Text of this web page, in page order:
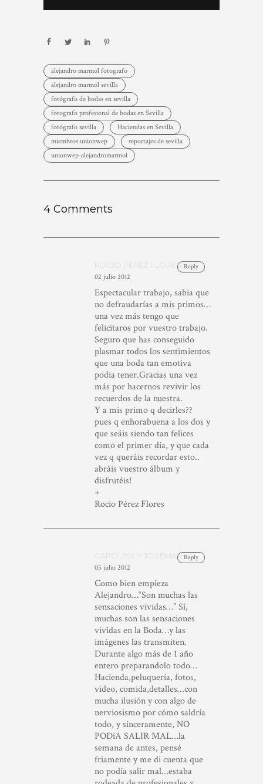
alejandro marmol fotografo
alejandro marmol sevilla
fotógrafo de bodas en sevilla
fotografo profesional de bodas en Sevilla
fotógrafo sevilla
Haciendas en Sevilla
miembros unionwep
reportajes de sevilla
unionwep-alejandromarmol
4 Comments
Reply
ROCIO PEREZ FLORES
02 julio 2012
Espectacular trabajo, sabia que
no defraudarías a mis primos…
una vez más tengo que
felicitaros por vuestro trabajo.
Seguro que has conseguido
plasmar todos los sentimientos
que una boda tan emotiva
podia tener.Gracias una vez
más por hacernos revivir los
recuerdos de la nuestra.
Y a mis primo q decirles??
pues q enhorabuena a los dos y
que seáis siendo tan felices
como el primer día, y que cada
vez q queráis recordar esto..
abráis vuestro álbum y
disfrutéis!
+
Rocio Pérez Flores
Reply
CAROLINA Y JOSEMARI
05 julio 2012
Como bien empieza
Alejandro…“Son muchas las
sensaciones vividas…” Sí,
muchas son las sensaciones
vividas en la Boda…y las
imágenes las transmiten.
Durante algo más de 1 año
entero preparandolo todo…
Hacienda,peluquería, fotos,
video, comida,detalles…con
mucha ilusión y con algo de
nerviosismo por cómo saldría
todo, y sinceramente, NO
PODíA SALIR MAL…la
semana de antes, pensé
friamente y me di cuenta que
no podía salir mal…estaba